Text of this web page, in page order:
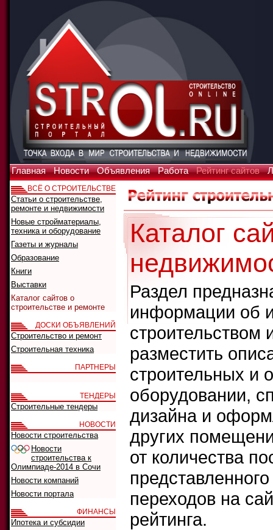
Главная Новости Объявления Работа Рейтинг сайтов
Каталог
Раздел
информации об
разместить
строительных и
оборудовании,
дизайна и
других
от количества
переходов на
рейтинга.
ВСЁ О СТРОИТЕЛЬСТВЕ
Статьи о строительстве,
ремонте и недвижимости
Новые стройматериалы,
техника и оборудование
Газеты и журналы
Образование
Книги
Выставки
Каталог сайтов о
строительстве и ремонте
ДОСКИ ОБЪЯВЛЕНИЙ
Строительство и ремонт
Строительная техника
ПАРТНЕРЫ
ТЕНДЕРЫ
Строительные тендеры
НОВОСТИ
Новости строительства
Новости
строительства к
Олимпиаде-2014 в Сочи
Новости компаний
Новости портала
ФИНАНСЫ
Ипотека и субсидии